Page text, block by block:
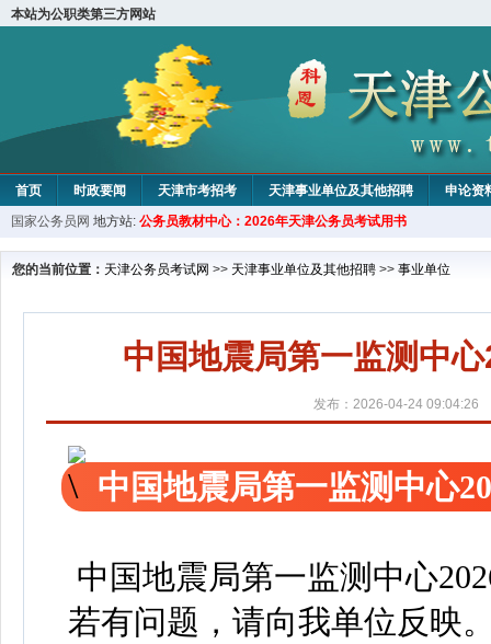
本站为公职类第三方网站
首页 时政要闻 天津市考招考 天津事业单位及其他招聘 申论资
教材中心
国家公务员网 地方站: 公务员教材中心：2026年天津公务员考试用书
您的当前位置： 天津公务员考试网 >> 天津事业单位及其他招聘 >> 事业单位
中国地震局第一监测中
发布：2026-04-24 09:04:26
中国地震局第一监测中心
中国地震局第一监测中心
若有问题，请向我单位反映